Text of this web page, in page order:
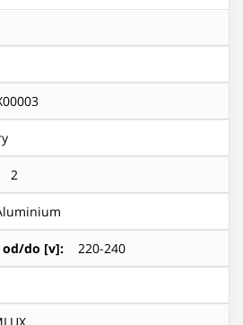
2
od/do [v]: 220-240